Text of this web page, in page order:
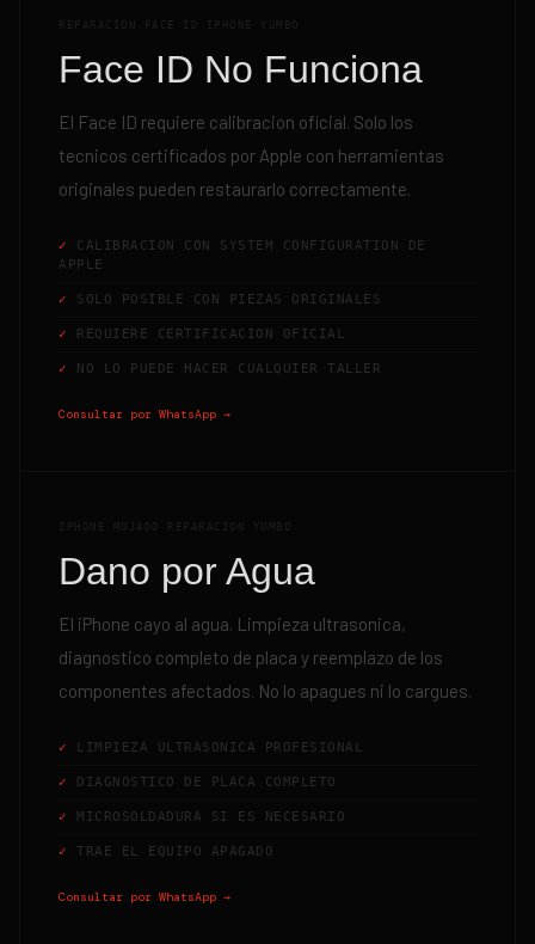
REPARACION FACE ID IPHONE YUMBO
Face ID No Funciona
El Face ID requiere calibracion oficial. Solo los
tecnicos certificados por Apple con herramientas
originales pueden restaurarlo correctamente.
CALIBRACION CON SYSTEM CONFIGURATION DE
APPLE
SOLO POSIBLE CON PIEZAS ORIGINALES
REQUIERE CERTIFICACION OFICIAL
NO LO PUEDE HACER CUALQUIER TALLER
Consultar por WhatsApp →
IPHONE MOJADO REPARACION YUMBO
Dano por Agua
El iPhone cayo al agua. Limpieza ultrasonica,
diagnostico completo de placa y reemplazo de los
componentes afectados. No lo apagues ni lo cargues.
LIMPIEZA ULTRASONICA PROFESIONAL
DIAGNOSTICO DE PLACA COMPLETO
MICROSOLDADURA SI ES NECESARIO
TRAE EL EQUIPO APAGADO
Consultar por WhatsApp →